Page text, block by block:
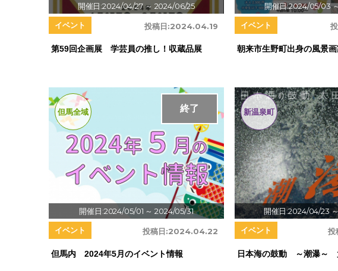
開催日:2024/04/27 ～ 2024/06/25
投稿日:2024.04.19
イベント
第59回企画展 学芸員の推し！収蔵品展
開催日:2024/05/03
イベント
朝来市生野町出身の風景
開催日:2024/05/01 ～ 2024/05/31
終了
但馬全域
投稿日:2024.04.22
イベント
但馬内 2024年5月のイベント情報
開催日:2024/04/23
新温泉町
投
イベント
日本海の鼓動 ～潮瀑～